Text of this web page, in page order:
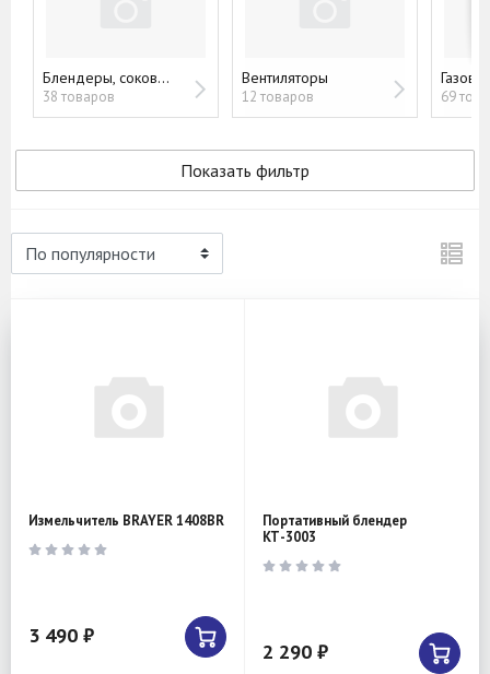
Блендеры, соковыжималки
38 товаров
Вентиляторы
12 товаров 69
Показать фильтр
Измельчитель BRAYER 1408BR
3 490 ₽
Портативный блендер
КТ-3003
2 290 ₽